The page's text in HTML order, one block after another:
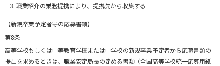
職業紹介の業務提携により、提携先から収集する
【新規卒業予定者等の応募書類】
第8条
高等学校もしくは中等教育学校または中学校の新規卒業予定者から応募書類の
提出を求めるときは、職業安定局長の定める書類（全国高等学校統一応募用紙